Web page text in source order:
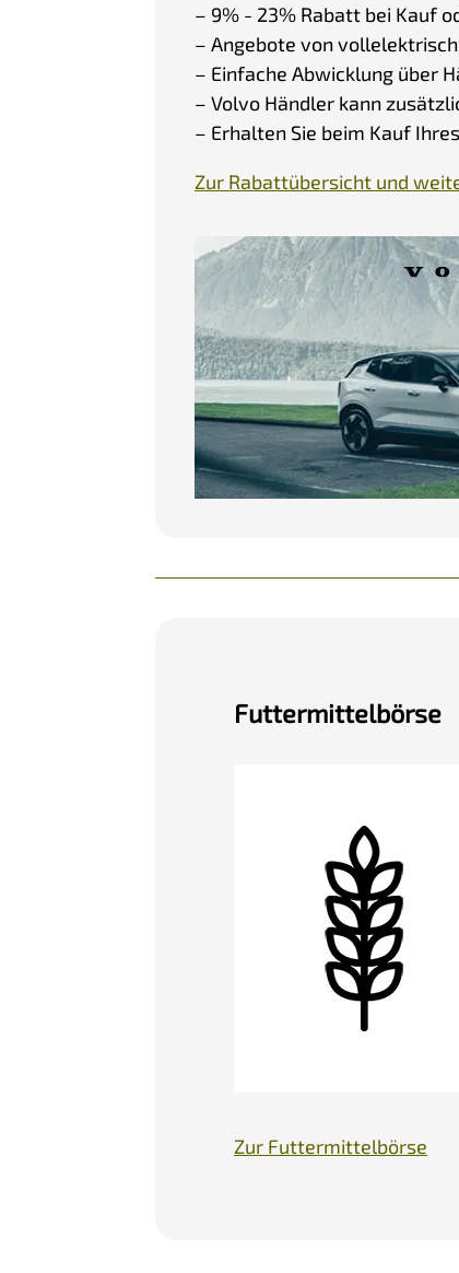
– 9% - 23% Rabatt bei Kauf
– Angebote von
– Einfache Abwicklung über
– Volvo Händler kann
– Erhalten Sie beim Kauf
Zur Rabattübersicht und
Futtermittelbörse
Zur Futtermittelbörse